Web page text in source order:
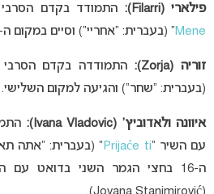
פילארי (Filarri): התמודד בקדם הסרבי ב-2023 עם
Mene” (בעברית: “אחריי”) וסיים במקום ה-13.
זוריה (Zorja): התמודדה בקדם הסרבי ב-2022 עם
(בעברית: “שחר”) והגיעה למקום השלישי.
איוונה ולאדוביץ’ (Ivana Vladovic):
עם השיר “Prijaće ti ” (בעברית: “אתה
ה-16 בחצי הגמר השני בדואט עם הזמרת